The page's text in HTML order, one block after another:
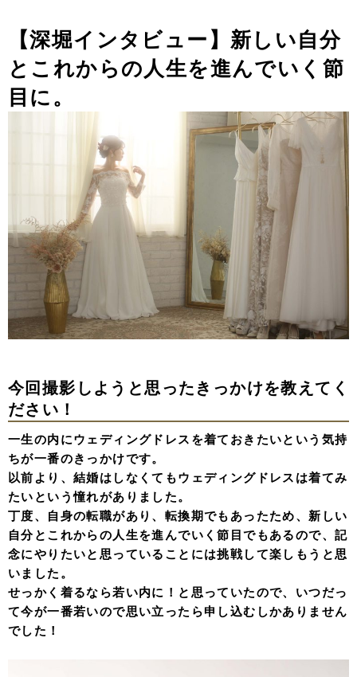
【深堀インタビュー】新しい自分
とこれからの人生を進んでいく節
目に。
今回撮影しようと思ったきっかけを教えてく
ださい！
一生の内にウェディングドレスを着ておきたいという気持
ちが一番のきっかけです。
以前より、結婚はしなくてもウェディングドレスは着てみ
たいという憧れがありました。
丁度、自身の転職があり、転換期でもあったため、新しい
自分とこれからの人生を進んでいく節目でもあるので、記
念にやりたいと思っていることには挑戦して楽しもうと思
いました。
せっかく着るなら若い内に！と思っていたので、いつだっ
て今が一番若いので思い立ったら申し込むしかありません
でした！